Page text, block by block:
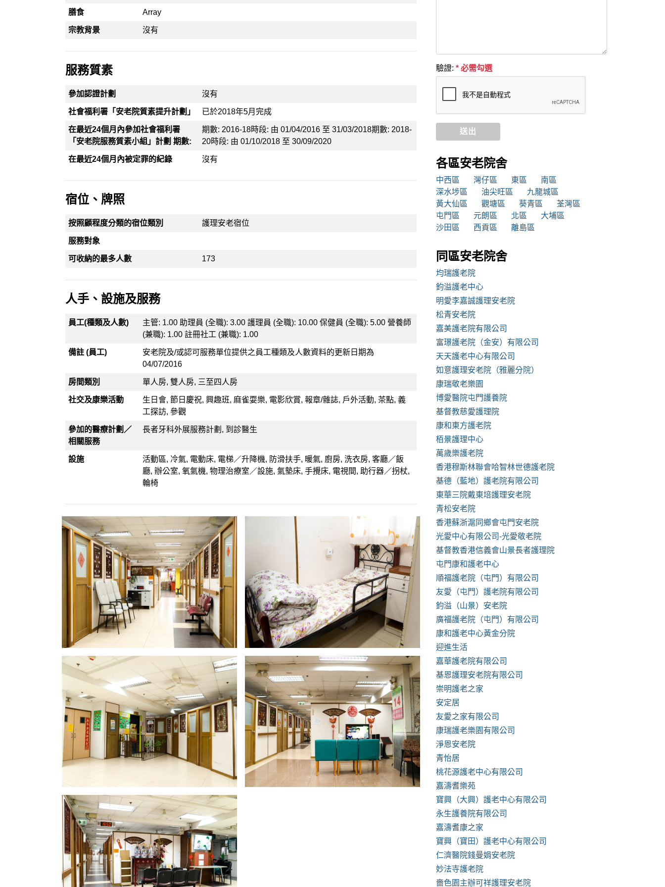
膳食 Array
宗教背景 沒有
服務質素
參加認證計劃 沒有
社會福利署「安老院質素提升計劃」 已於2018年5月完成
在最近24個月內參加社會福利署
「安老院服務質素小組」計劃 期數:
期數: 2016-18時段: 由 01/04/2016 至 31/03/2018期數: 2018-
20時段: 由 01/10/2018 至 30/09/2020
在最近24個月內被定罪的紀錄 沒有
宿位、牌照
按照顧程度分類的宿位類別 護理安老宿位
服務對象
可收納的最多人數 173
人手、設施及服務
員工(種類及人數)
主管: 1.00 助理員 (全職): 3.00 護理員 (全職): 10.00 保健員 (全職): 5.00 營養師
(兼職): 1.00 註冊社工 (兼職): 1.00
備註 (員工)
安老院及/或認可服務單位提供之員工種類及人數資料的更新日期為
04/07/2016
房間類別 單人房, 雙人房, 三至四人房
社交及康樂活動
生日會, 節日慶祝, 興趣班, 麻雀耍樂, 電影欣賞, 報章/雜誌, 戶外活動, 茶點, 義
工探訪, 參觀
參加的醫療計劃／
相關服務
長者牙科外展服務計劃, 到診醫生
設施
活動區, 冷氣, 電動床, 電梯／升降機, 防滑扶手, 暖氣, 廚房, 洗衣房, 客廳／飯
廳, 辦公室, 氧氣機, 物理治療室／設施, 氣墊床, 手攪床, 電視間, 助行器／拐杖,
輪椅
驗證: * 必需勾選
送出
各區安老院舍
中西區 灣仔區 東區
南區
深水埗區
油尖旺區
九龍城區
黃大仙區
觀塘區 葵青區
荃灣區
屯門區
元朗區 北區
大埔區
沙田區
西貢區 離島區
同區安老院舍
均瑞護老院
鈞溢護老中心
明愛李嘉誠護理安老院
松青安老院
嘉美護老院有限公司
富璟護老院（金安）有限公司
天天護老中心有限公司
如意護理安老院（雅麗分院）
康瑞敬老樂園
博愛醫院屯門護養院
基督教慈愛護理院
康和東方護老院
栢景護理中心
萬歲樂護老院
香港穆斯林聯會哈智林世德護老院
基德（藍地）護老院有限公司
東華三院戴東培護理安老院
青松安老院
香港蘇浙滬同鄉會屯門安老院
光愛中心有限公司-光愛敬老院
基督教香港信義會山景長者護理院
屯門康和護老中心
順福護老院（屯門）有限公司
友愛（屯門）護老院有限公司
鈞溢（山景）安老院
廣福護老院（屯門）有限公司
康和護老中心黃金分院
迎進生活
嘉華護老院有限公司
基恩護理安老院有限公司
崇明護老之家
安定居
友愛之家有限公司
康瑞護老樂園有限公司
淨恩安老院
青怡居
桃花源護老中心有限公司
嘉濤耆樂苑
寶興（大興）護老中心有限公司
永生護養院有限公司
嘉濤耆康之家
寶興（寶田）護老中心有限公司
仁濟醫院錢曼娟安老院
妙法寺護老院
嗇色園主辦可祥護理安老院